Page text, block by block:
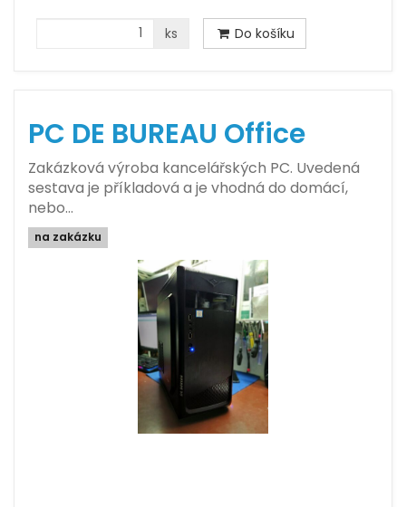
ks Do košíku
PC DE BUREAU Office
Zakázková výroba kancelářských PC. Uvedená
sestava je příkladová a je vhodná do domácí,
nebo…
na zakázku